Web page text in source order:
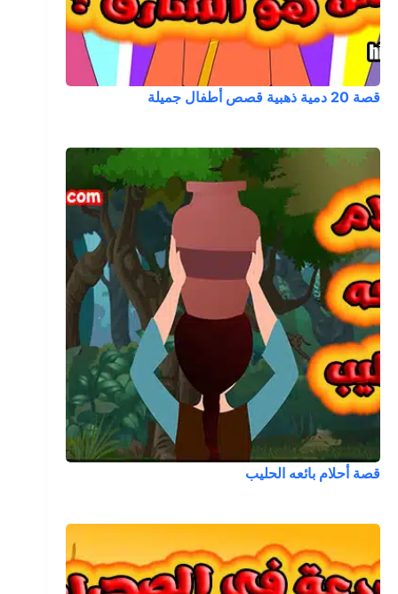
قصة 20 دمية ذهبية قصص أطفال جميلة
قصة أحلام بائعه الحليب